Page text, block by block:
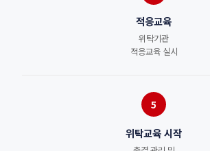
적응교육
위탁기관
적응교육 실시
5
위탁교육 시작